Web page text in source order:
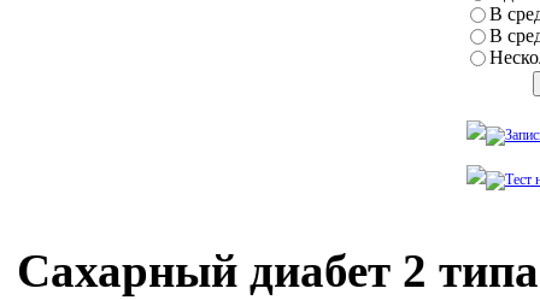
В
В
Сахарный диабет 2